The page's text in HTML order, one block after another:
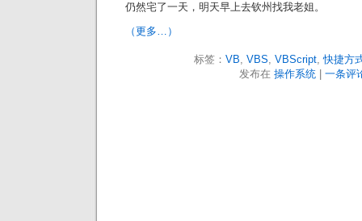
仍然宅了一天，明天早上去钦州找我老姐。
（更多…）
标签： VB, VBS, VBScript,快捷方
发布在 操作系统| 一条评